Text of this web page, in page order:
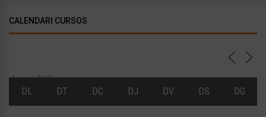
CALENDARI CURSOS
Agost 2026
DL
DT DC DJ DV DS DG